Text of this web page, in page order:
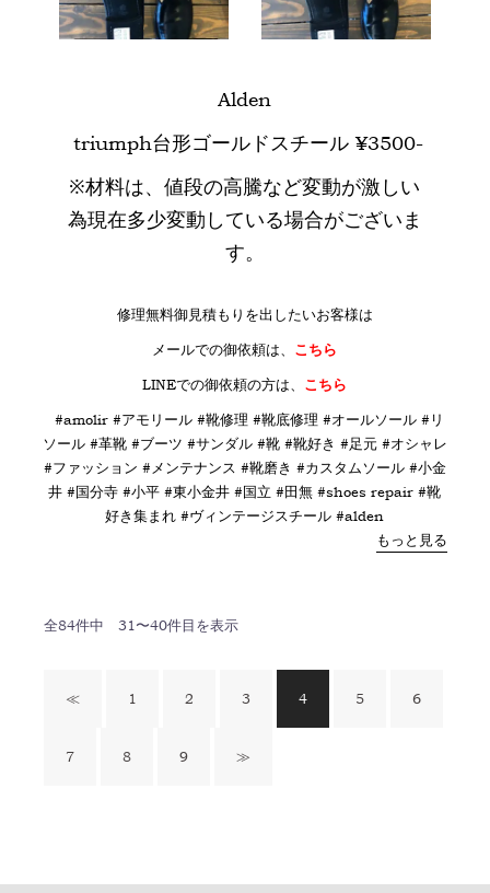
Alden
triumph台形ゴールドスチール ¥3500-
※材料は、値段の高騰など変動が激しい
為現在多少変動している場合がございま
す。
修理無料御見積もりを出したいお客様は
メールでの御依頼は、 こちら
LINEでの御依頼の方は、 こちら
#amolir #アモリール #靴修理 #靴底修理 #オールソール #リ
ソール #革靴 #ブーツ #サンダル #靴 #靴好き #足元 #オシャレ
#ファッション #メンテナンス #靴磨き #カスタムソール #小金
井 #国分寺 #小平 #東小金井 #国立 #田無 #shoes repair #靴
好き集まれ #ヴィンテージスチール #alden
もっと見る
全84件中 31〜40件目を表示
≪ 1 2 3 4 5 6
7 8 9 ≫